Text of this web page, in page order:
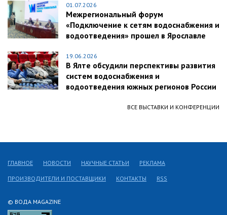
01.07.2026
Межрегиональный форум
«Подключение к сетям водоснабжения и
водоотведения» прошел в Ярославле
19.06.2026
В Ялте обсудили перспективы развития
систем водоснабжения и
водоотведения южных регионов России
ВСЕ ВЫСТАВКИ И КОНФЕРЕНЦИИ
© ВОДА MAGAZINE
ГЛАВНОЕ НОВОСТИ НАУЧНЫЕ СТАТЬИ РЕКЛАМА
ПРОИЗВОДИТЕЛИ И ПОСТАВЩИКИ КОНТАКТЫ RSS